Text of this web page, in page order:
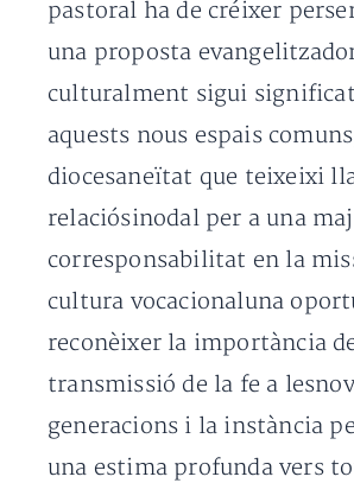
pastoral ha de créixer
una proposta
culturalment sigui
aquests nous espais
diocesaneïtat que teixeixi
relaciósinodal per a una
corresponsabilitat en la
cultura vocacionaluna
reconèixer la importància
transmissió de la fe a
generacions i la instància
una estima profunda vers